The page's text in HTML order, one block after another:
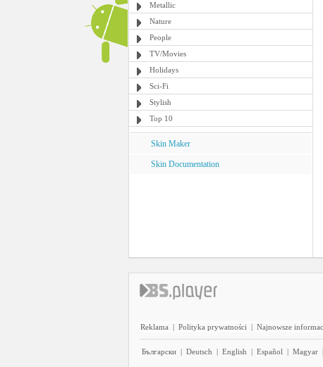
Metallic
Nature
People
TV/Movies
Holidays
Sci-Fi
Stylish
Top 10
Skin Maker
Skin Documentation
Reklama | Polityka prywatności | Najnowsze
Български | Deutsch | English | Español | Magyar |